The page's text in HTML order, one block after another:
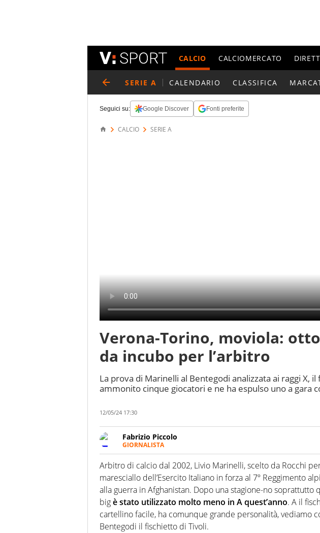
CALCIO CALCIOMERCATO
SERIE A CALENDARIO CLASSIFICA
Seguici su: Google Discover Fonti preferite
CALCIO SERIE A
Verona-Torino, moviola:
da incubo per l’arbitro
La prova di Marinelli al Bentegodi analizzata ai raggi X,
ammonito cinque giocatori e ne ha espulso uno a gara
12/05/24 17:30
Fabrizio Piccolo
GIORNALISTA
Nella sua carriera ha seguito numerose manifestazioni
agenzie e testate. Esperienza, competenza, conoscenza e
prevalentemente di calcio
Arbitro di calcio dal 2002, Livio Marinelli, scelto da Rocchi
maresciallo dell’Esercito Italiano in forza al 7º Reggimento
alla guerra in Afghanistan. Dopo una stagione-no soprattutto
bigè stato utilizzato molto meno in A quest’anno. A il
cartellino facile, ha comunque grande personalità, vediamo
Bentegodi il fischietto di Tivoli.